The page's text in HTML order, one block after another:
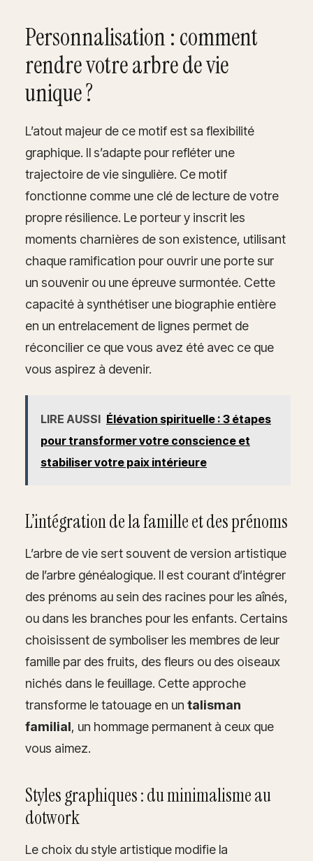
Personnalisation : comment
rendre votre arbre de vie
unique ?
L’atout majeur de ce motif est sa flexibilité
graphique. Il s’adapte pour refléter une
trajectoire de vie singulière. Ce motif
fonctionne comme une clé de lecture de votre
propre résilience. Le porteur y inscrit les
moments charnières de son existence, utilisant
chaque ramification pour ouvrir une porte sur
un souvenir ou une épreuve surmontée. Cette
capacité à synthétiser une biographie entière
en un entrelacement de lignes permet de
réconcilier ce que vous avez été avec ce que
vous aspirez à devenir.
LIRE AUSSI Élévation spirituelle : 3 étapes
pour transformer votre conscience et
stabiliser votre paix intérieure
L’intégration de la famille et des prénoms
L’arbre de vie sert souvent de version artistique
de l’arbre généalogique. Il est courant d’intégrer
des prénoms au sein des racines pour les aînés,
ou dans les branches pour les enfants. Certains
choisissent de symboliser les membres de leur
famille par des fruits, des fleurs ou des oiseaux
nichés dans le feuillage. Cette approche
transforme le tatouage en un talisman
familial, un hommage permanent à ceux que
vous aimez.
Styles graphiques : du minimalisme au
dotwork
Le choix du style artistique modifie la